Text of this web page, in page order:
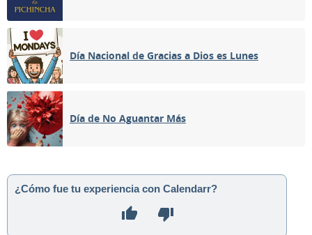
Día Nacional de Gracias a Dios es Lunes
Día de No Aguantar Más
¿Cómo fue tu experiencia con Calendarr?